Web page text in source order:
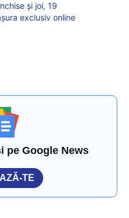
și joi, 19
exclusiv online
pe Google News
TE